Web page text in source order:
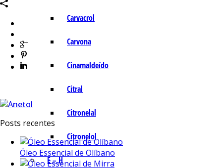
Carvacrol
Carvona
Cinamaldeído
Citral
Citronelal
Citronelol
E – H
Posts recentes
Óleo Essencial de Olíbano